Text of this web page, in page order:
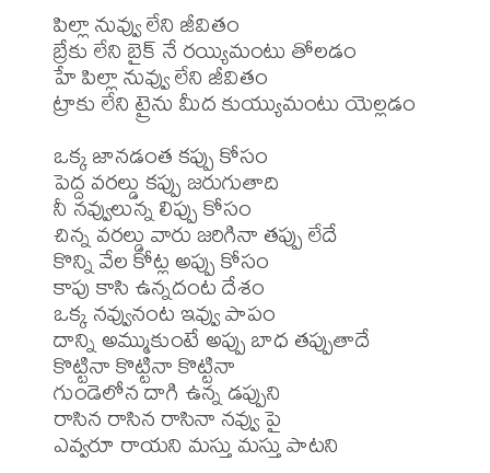
పిల్లా నువ్వు లేని జీవితం
బ్రేకు లేని బైక్ నే రయ్యిమంటు తోలడం
హే పిల్లా నువ్వు లేని జీవితం
ట్రాకు లేని ట్రైను మీద కుయ్యుమంటు యెల్లడం
ఒక్క జానడంత కప్పు కోసం
పెద్ద వరల్డు కప్పు జరుగుతాది
నీ నవ్వులున్న లిప్పు కోసం
చిన్న వరల్డు వారు జరిగినా తప్పు లేదే
కొన్ని వేల కోట్ల అప్పు కోసం
కాపు కాసి ఉన్నదంట దేశం
ఒక్క నవ్వునంట ఇవ్వు పాపం
దాన్ని అమ్ముకుంటే అప్పు బాధ తప్పుతాదే
కొట్టినా కొట్టినా కొట్టినా
గుండెలోన దాగి ఉన్న డప్పుని
రాసిన రాసిన రాసినా నవ్వు పై
ఎవ్వరూ రాయని మస్తు మస్తు పాటని